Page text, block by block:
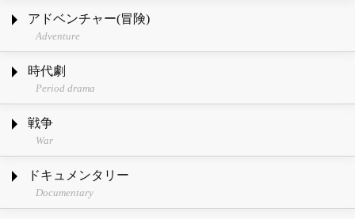
アドベンチャー(冒険)
Adventure
時代劇
Period drama
戦争
War
ドキュメンタリー
Documentary